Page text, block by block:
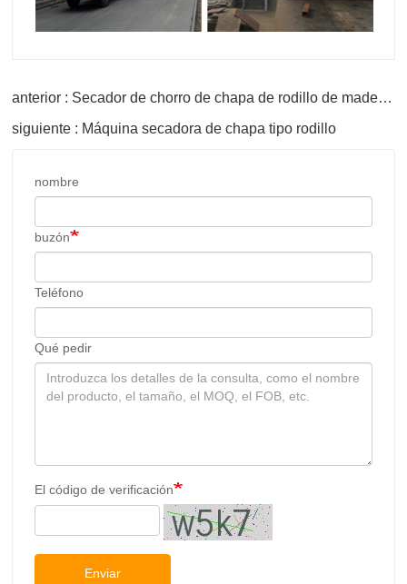
anterior : Secador de chorro de chapa de rodillo de madera contrachapada
siguiente : Máquina secadora de chapa tipo rodillo
nombre
buzón
Teléfono
Qué pedir
El código de verificación
Enviar